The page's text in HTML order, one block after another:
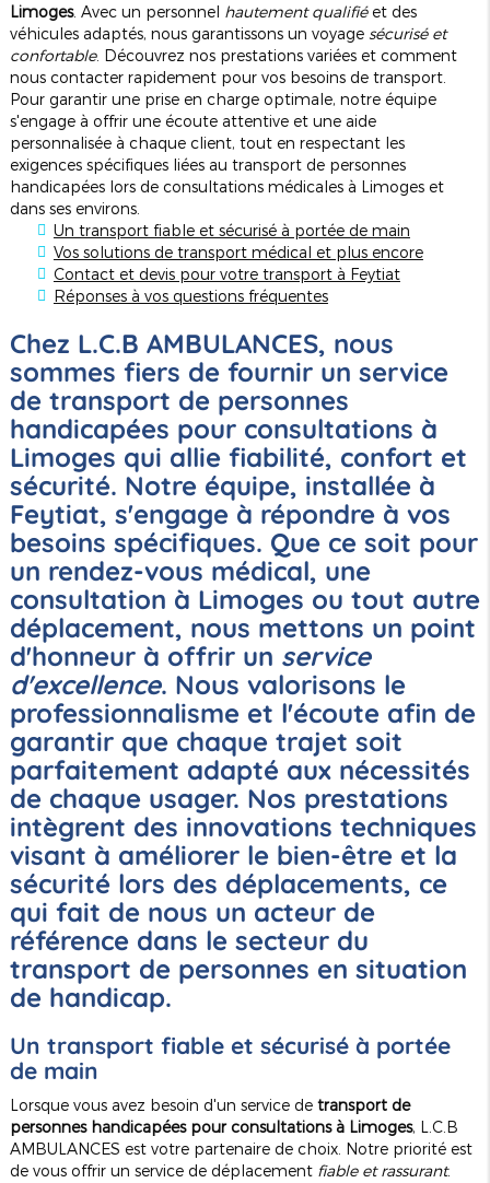
Limoges. Avec un personnel hautement qualifiéet des
véhicules adaptés, nous garantissons un voyage sécurisé et
confortable. Découvrez nos prestations variées et comment
nous contacter rapidement pour vos besoins de transport.
Pour garantir une prise en charge optimale, notre équipe
s'engage à offrir une écoute attentive et une aide
personnalisée à chaque client, tout en respectant les
exigences spécifiques liées au transport de personnes
handicapées lors de consultations médicales à Limoges et
dans ses environs.
Un transport fiable et sécurisé à portée de main
Vos solutions de transport médical et plus encore
Contact et devis pour votre transport à Feytiat
Réponses à vos questions fréquentes
Chez L.C.B AMBULANCES, nous
sommes fiers de fournir un service
de transport de personnes
handicapées pour consultations à
Limoges qui allie fiabilité, confort et
sécurité. Notre équipe, installée à
Feytiat, s'engage à répondre à vos
besoins spécifiques. Que ce soit pour
un rendez-vous médical, une
consultation à Limoges ou tout autre
déplacement, nous mettons un point
d'honneur à offrir un service
d'excellence. Nous valorisons le
professionnalisme et l'écoute afin de
garantir que chaque trajet soit
parfaitement adapté aux nécessités
de chaque usager. Nos prestations
intègrent des innovations techniques
visant à améliorer le bien-être et la
sécurité lors des déplacements, ce
qui fait de nous un acteur de
référence dans le secteur du
transport de personnes en situation
de handicap.
Un transport fiable et sécurisé à portée
de main
Lorsque vous avez besoin d'un service de transport de
personnes handicapées pour consultations à Limoges, L.C.B
AMBULANCES est votre partenaire de choix. Notre priorité est
de vous offrir un service de déplacement fiable et rassurant.